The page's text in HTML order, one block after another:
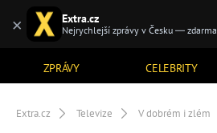
ZPRÁVY CELEBRITY
Extra.cz Televize V dobrém i zlém
× Extra.cz
Nejrychlejší zprávy v Česku — zdarma